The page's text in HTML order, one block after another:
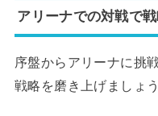
アリーナでの対戦で戦
序盤からアリーナに挑
戦略を磨き上げましょう